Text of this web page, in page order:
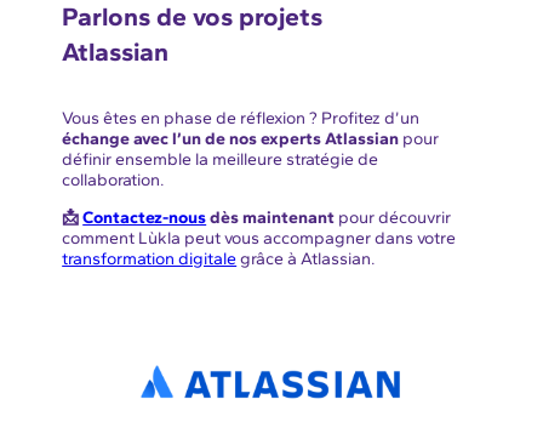
Parlons de vos projets
Atlassian
Vous êtes en phase de réflexion ? Profitez d’un
échange avec l’un de nos experts Atlassian pour
définir ensemble la meilleure stratégie de
collaboration.
📩Contactez-nousdès maintenant pour découvrir
comment Lùkla peut vous accompagner dans votre
transformation digitalegrâce à Atlassian.